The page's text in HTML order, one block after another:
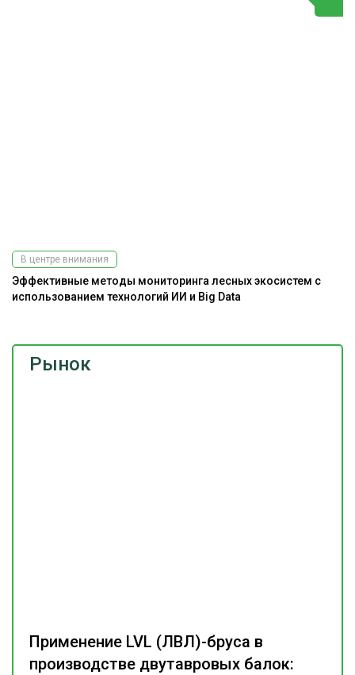
Рынок
Применение LVL (ЛВЛ)-бруса в
производстве двутавровых балок:
В центре внимания
Эффективные методы мониторинга лесных экосистем с
использованием технологий ИИ и Big Data